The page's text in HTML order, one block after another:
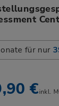
für nur
€inkl.